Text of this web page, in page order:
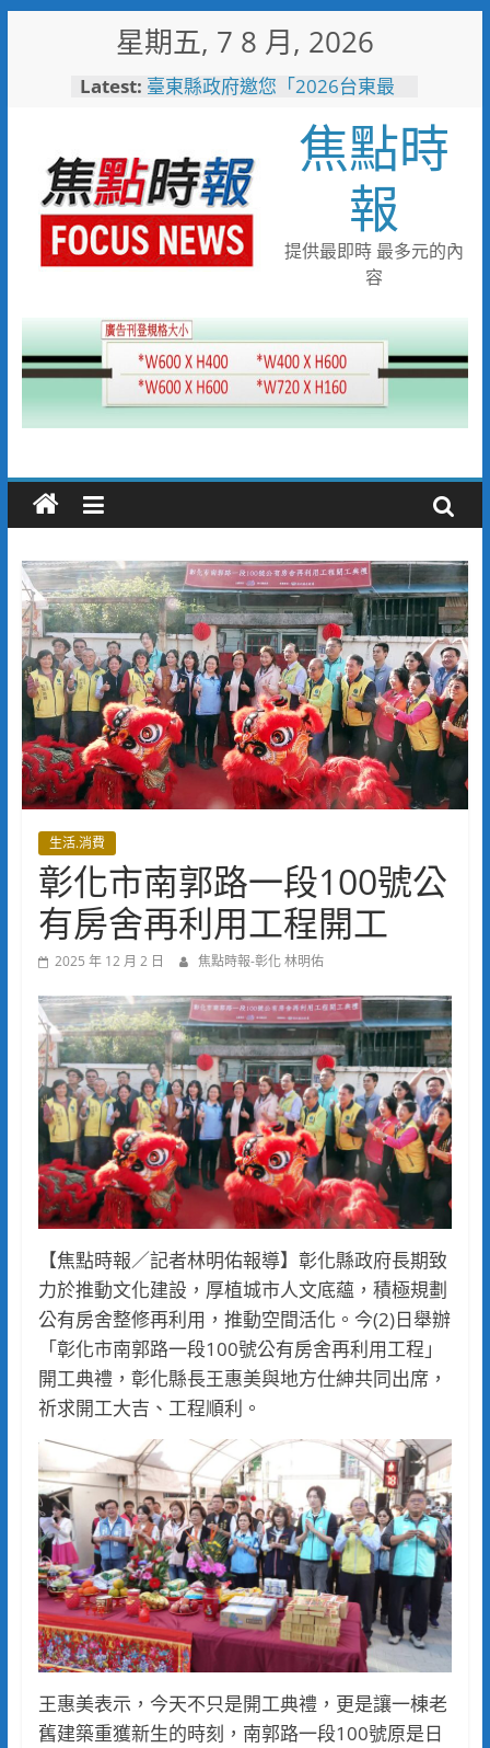
星期五, 7 8 月, 2026
Latest: 臺東縣政府邀您「2026台東最
森林與濱海夏季涼感 台中山
海露營消暑趣
台中市代表隊在花蓮綻放青春與
夢想 2026國際少年運動會勇奪
8金6銀6銅
宜蘭童玩節玩水後吃什麼？礁溪
「動涮」宜蘭獨家溫體牛、豬、
方埋伏收網 查扣手機揪出幕後
黑手
焦點時
報
提供最即時 最多元的內
容
生活.消費
彰化市南郭路一段100號公
有房舍再利用工程開工
2025 年 12 月 2 日 焦點時報-彰化 林明佑
【焦點時報／記者林明佑報導】彰化縣政府長期致
力於推動文化建設，厚植城市人文底蘊，積極規劃
公有房舍整修再利用，推動空間活化。今(2)日舉辦
「彰化市南郭路一段100號公有房舍再利用工程」
開工典禮，彰化縣長王惠美與地方仕紳共同出席，
祈求開工大吉、工程順利。
王惠美表示，今天不只是開工典禮，更是讓一棟老
舊建築重獲新生的時刻，南郭路一段100號原是日